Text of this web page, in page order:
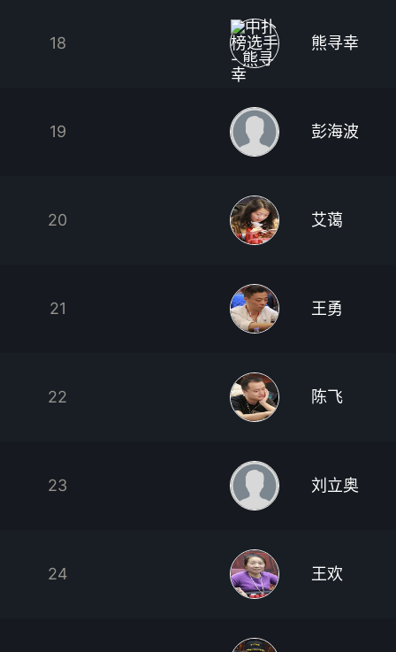
18 熊寻幸
19 彭海波
20 艾蔼
21 王勇
22 陈飞
23 刘立奥
24 王欢